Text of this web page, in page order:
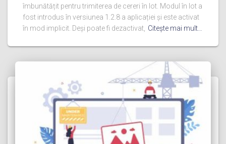
îmbunătățit pentru trimiterea de cereri în lot. Modul în lot a
fost introdus în versiunea 1.2.8 a aplicației și este activat
în mod implicit. Deși poate fi dezactivat, Citeşte mai mult…